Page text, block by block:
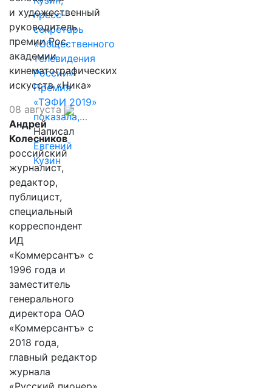
пресс-
секретарь
«Общественного
телевидения
России»:
Премия
«ТЭФИ 2019»
показала,…
Написал
Евгений
Кузин
и художественный
руководитель
премии Рос.
академии
кинематографических
искусств «Ника»
08 августа
Андрей
Колесников
российский
журналист,
редактор,
публицист,
специальный
корреспондент
ИД
«Коммерсантъ» с
1996 года и
заместитель
генерального
директора ОАО
«Коммерсантъ» с
2018 года,
главный редактор
журнала